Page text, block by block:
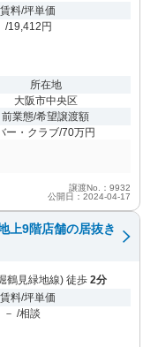
料/坪単価
/19,412円
所在地
大阪市中央区
前業態/希望譲渡額
ー・クラブ/70万円
譲渡No.：9932
公開日：2024-04-17
上9階店舗の居抜き
鶴見緑地線) 徒歩 2分
料/坪単価
－ /相談